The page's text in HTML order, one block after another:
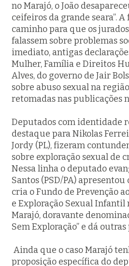
no Marajó, o João
ceifeiros da grande seara”.
caminho para que os
falassem sobre problemas
imediato, antigas
Mulher, Família e Direitos
Alves, do governo de Jair
sobre abuso sexual na
retomadas nas publicações
Deputados com identidade
destaque para Nikolas
Jordy (PL), fizeram
sobre exploração sexual de
Nessa linha o deputado
Santos (PSD/PA) apresentou
cria o Fundo de Prevenção
e Exploração Sexual Infantil
Marajó, doravante
Sem Exploração” e dá
Ainda que o caso Marajó
proposição específica do